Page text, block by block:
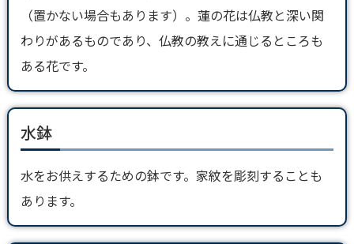
（置かない場合もあります）。蓮の花は仏教と深い関
わりがあるものであり、仏教の教えに通じるところも
ある花です。
水鉢
水をお供えするための鉢です。家紋を彫刻することも
あります。